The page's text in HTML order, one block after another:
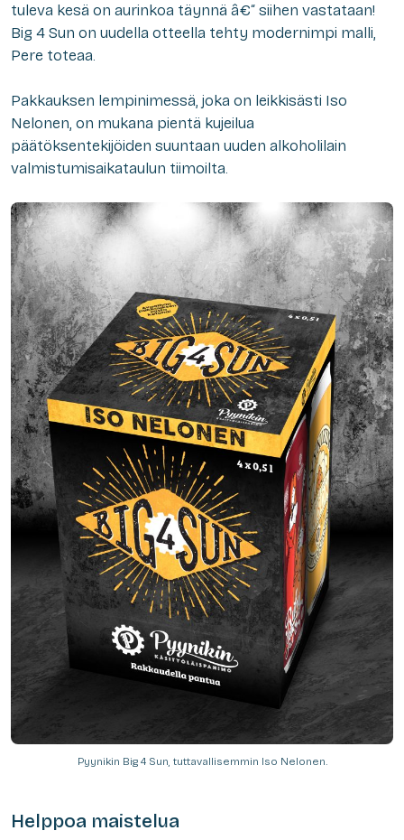
tuleva kesä on aurinkoa täynnä â€“ siihen vastataan!
Big 4 Sun on uudella otteella tehty modernimpi malli,
Pere toteaa.
Pakkauksen lempinimessä, joka on leikkisästi Iso
Nelonen, on mukana pientä kujeilua
päätöksentekijöiden suuntaan uuden alkoholilain
valmistumisaikataulun tiimoilta.
Pyynikin Big 4 Sun, tuttavallisemmin Iso Nelonen.
Helppoa maistelua